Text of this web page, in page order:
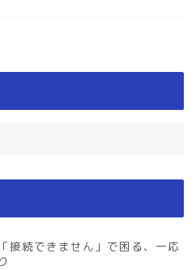
接続できません」で困る、一応